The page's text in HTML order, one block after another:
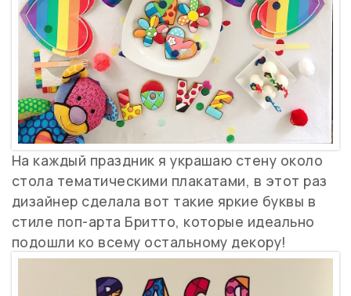
На каждый праздник я украшаю стену около
стола тематическими плакатами, в этот раз
дизайнер сделала вот такие яркие буквы в
стиле поп-арта Бритто, которые идеально
подошли ко всему остальному декору!